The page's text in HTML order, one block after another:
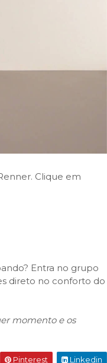
Clique em
Entra no grupo
direto no conforto do
momento e os
Pinterest Linkedin